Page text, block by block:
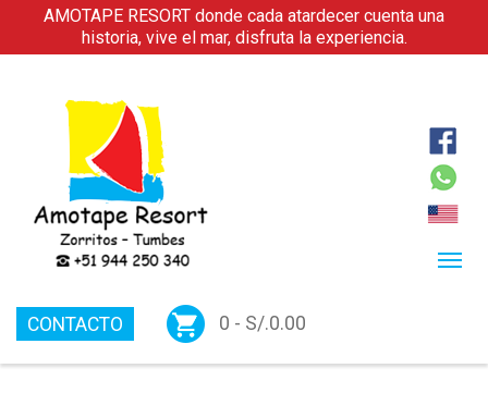
AMOTAPE RESORT donde cada atardecer cuenta una
historia, vive el mar, disfruta la experiencia.
CONTACTO 0 - S/.0.00